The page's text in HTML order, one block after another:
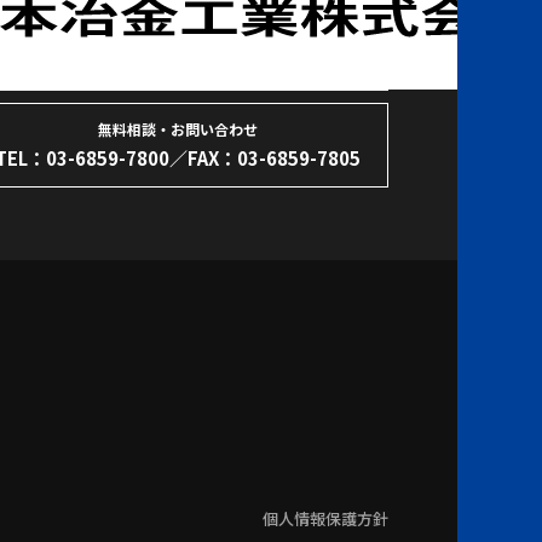
無料相談・お問い合わせ
： 03-6859-7800／FAX：03-6859-7805
個人情報保護方針